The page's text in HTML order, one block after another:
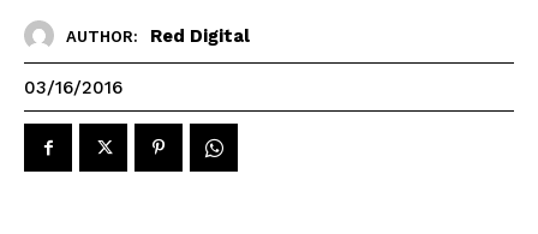
AUTHOR: Red Digital
03/16/2016